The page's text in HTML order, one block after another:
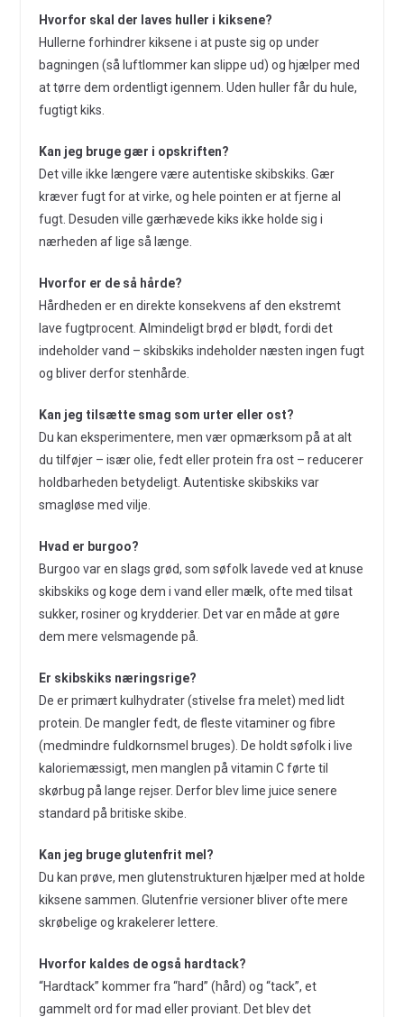
Hvorfor skal der laves huller i kiksene?
Hullerne forhindrer kiksene i at puste sig op under
bagningen (så luftlommer kan slippe ud) og hjælper med
at tørre dem ordentligt igennem. Uden huller får du hule,
fugtigt kiks.
Kan jeg bruge gær i opskriften?
Det ville ikke længere være autentiske skibskiks. Gær
kræver fugt for at virke, og hele pointen er at fjerne al
fugt. Desuden ville gærhævede kiks ikke holde sig i
nærheden af lige så længe.
Hvorfor er de så hårde?
Hårdheden er en direkte konsekvens af den ekstremt
lave fugtprocent. Almindeligt brød er blødt, fordi det
indeholder vand – skibskiks indeholder næsten ingen fugt
og bliver derfor stenhårde.
Kan jeg tilsætte smag som urter eller ost?
Du kan eksperimentere, men vær opmærksom på at alt
du tilføjer – især olie, fedt eller protein fra ost – reducerer
holdbarheden betydeligt. Autentiske skibskiks var
smagløse med vilje.
Hvad er burgoo?
Burgoo var en slags grød, som søfolk lavede ved at knuse
skibskiks og koge dem i vand eller mælk, ofte med tilsat
sukker, rosiner og krydderier. Det var en måde at gøre
dem mere velsmagende på.
Er skibskiks næringsrige?
De er primært kulhydrater (stivelse fra melet) med lidt
protein. De mangler fedt, de fleste vitaminer og fibre
(medmindre fuldkornsmel bruges). De holdt søfolk i live
kaloriemæssigt, men manglen på vitamin C førte til
skørbug på lange rejser. Derfor blev lime juice senere
standard på britiske skibe.
Kan jeg bruge glutenfrit mel?
Du kan prøve, men glutenstrukturen hjælper med at holde
kiksene sammen. Glutenfrie versioner bliver ofte mere
skrøbelige og krakelerer lettere.
Hvorfor kaldes de også hardtack?
“Hardtack” kommer fra “hard” (hård) og “tack”, et
gammelt ord for mad eller proviant. Det blev det